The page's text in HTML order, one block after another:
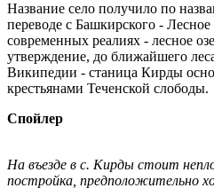
Название село получило по
переводе с Башкирского - Лесное
современных реалиях - лесное
утверждение, до ближайшего
Википедии - станица Кирды
крестьянами Теченской слободы.
Спойлер
На въезде в с. Кирды стоит
постройка, предположительно